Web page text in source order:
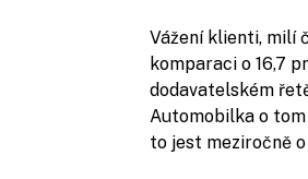
Vážení klienti, milí
komparaci o 16,7
dodavatelském
Automobilka o
to jest meziročně o